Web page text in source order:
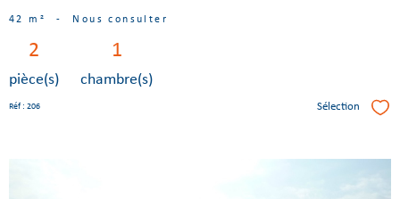
42 m² - Nous consulter
2
pièce(s)
1
chambre(s)
Réf : 206 Sélection